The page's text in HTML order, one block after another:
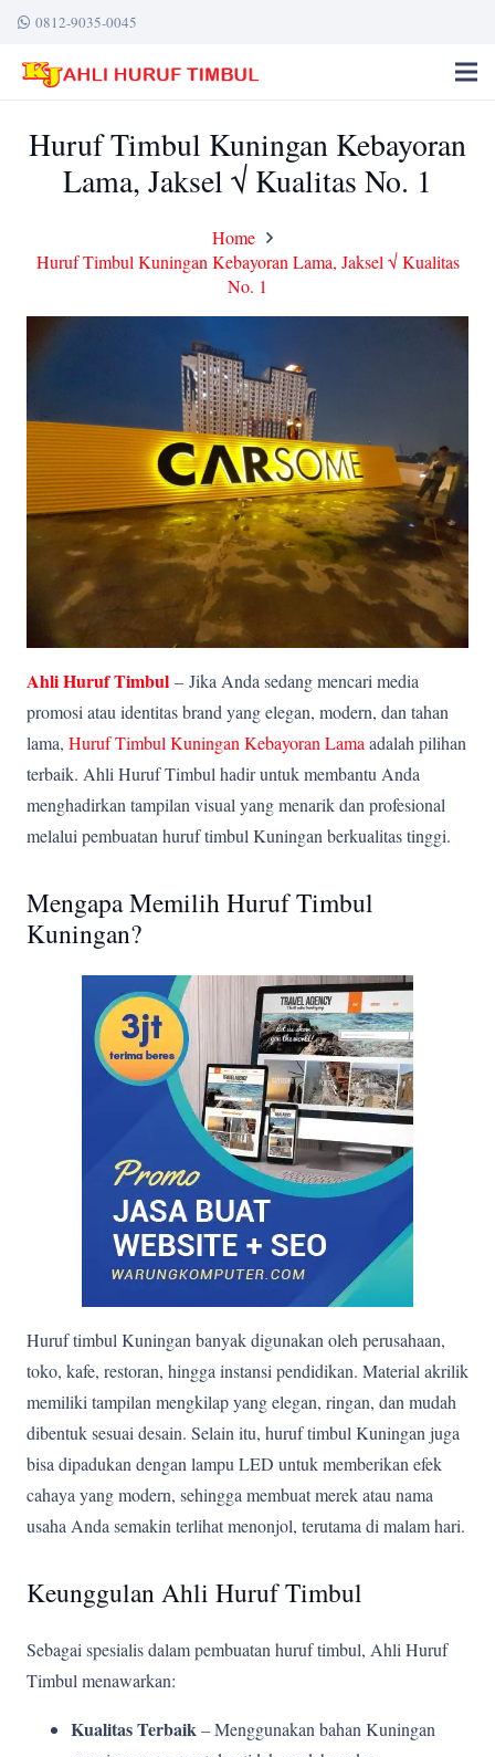
0812-9035-0045
Huruf Timbul Kuningan Kebayoran
Lama, Jaksel √ Kualitas No. 1
Home
Huruf Timbul Kuningan Kebayoran Lama, Jaksel √ Kualitas
No. 1
Ahli Huruf Timbul – Jika Anda sedang mencari media
promosi atau identitas brand yang elegan, modern, dan tahan
lama, Huruf Timbul Kuningan Kebayoran Lama adalah pilihan
terbaik. Ahli Huruf Timbul hadir untuk membantu Anda
menghadirkan tampilan visual yang menarik dan profesional
melalui pembuatan huruf timbul Kuningan berkualitas tinggi.
Mengapa Memilih Huruf Timbul
Kuningan?
Huruf timbul Kuningan banyak digunakan oleh perusahaan,
toko, kafe, restoran, hingga instansi pendidikan. Material akrilik
memiliki tampilan mengkilap yang elegan, ringan, dan mudah
dibentuk sesuai desain. Selain itu, huruf timbul Kuningan juga
bisa dipadukan dengan lampu LED untuk memberikan efek
cahaya yang modern, sehingga membuat merek atau nama
usaha Anda semakin terlihat menonjol, terutama di malam hari.
Keunggulan Ahli Huruf Timbul
Sebagai spesialis dalam pembuatan huruf timbul, Ahli Huruf
Timbul menawarkan:
Kualitas Terbaik– Menggunakan bahan Kuningan